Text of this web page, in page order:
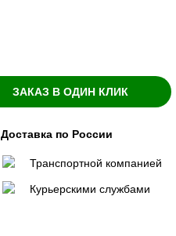
ЗАКАЗ В ОДИН КЛИК
Доставка по России
Транспортной компанией
Курьерскими службами